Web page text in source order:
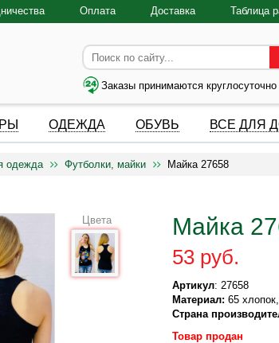
Оплата Доставка Таблица
Заказы принимаются круглосуточно
ОДЕЖДА ОБУВЬ ВСЕ ДЛЯ
одежда Футболки, майки Майка 27658
Майка
53 руб.
Артикул: 27658
Материал: 65
Страна
Цвета
Товар продан